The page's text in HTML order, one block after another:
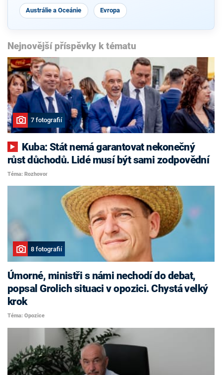
Austrálie a Oceánie Evropa
Nejnovější příspěvky k tématu
7 fotografií
růst důchodů. Lidé musí být sami zodpovědní
Téma: Rozhovor
8 fotografií
Úmorné, ministři s námi nechodí do debat,
popsal Grolich situaci v opozici. Chystá velký
krok
Téma: Opozice